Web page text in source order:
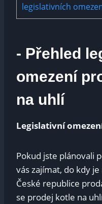
legislativních
-​ Přehled
‍omezení
na uhlí
Legislativní⁢
Pokud jste plánovali
vás zajímat, ⁢do kdy
České republice
se⁤ prodej kotle ‌na